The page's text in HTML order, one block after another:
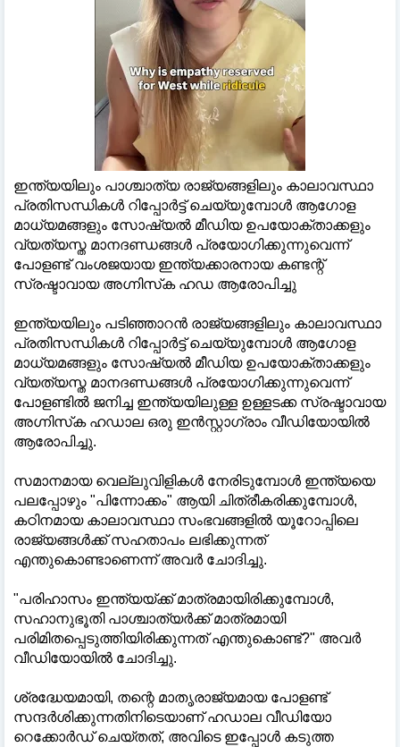
ഇന്ത്യയിലും പാശ്ചാത്യ രാജ്യങ്ങളിലും കാലാവസ്ഥാ
പ്രതിസന്ധികൾ റിപ്പോർട്ട് ചെയ്യുമ്പോൾ ആഗോള
മാധ്യമങ്ങളും സോഷ്യൽ മീഡിയ ഉപയോക്താക്കളും
വ്യത്യസ്ത മാനദണ്ഡങ്ങൾ പ്രയോഗിക്കുന്നുവെന്ന്
പോളണ്ട് വംശജയായ ഇന്ത്യക്കാരനായ കണ്ടന്റ്
സ്രഷ്ടാവായ അഗ്നിസ്‌ക ഹഡ ആരോപിച്ചു
ഇന്ത്യയിലും പടിഞ്ഞാറൻ രാജ്യങ്ങളിലും കാലാവസ്ഥാ
പ്രതിസന്ധികൾ റിപ്പോർട്ട് ചെയ്യുമ്പോൾ ആഗോള
മാധ്യമങ്ങളും സോഷ്യൽ മീഡിയ ഉപയോക്താക്കളും
വ്യത്യസ്ത മാനദണ്ഡങ്ങൾ പ്രയോഗിക്കുന്നുവെന്ന്
പോളണ്ടിൽ ജനിച്ച ഇന്ത്യയിലുള്ള ഉള്ളടക്ക സ്രഷ്ടാവായ
അഗ്നിസ്‌ക ഹഡാല ഒരു ഇൻസ്റ്റാഗ്രാം വീഡിയോയിൽ
ആരോപിച്ചു.
സമാനമായ വെല്ലുവിളികൾ നേരിടുമ്പോൾ ഇന്ത്യയെ
പലപ്പോഴും "പിന്നോക്കം" ആയി ചിത്രീകരിക്കുമ്പോൾ,
കഠിനമായ കാലാവസ്ഥാ സംഭവങ്ങളിൽ യൂറോപ്പിലെ
രാജ്യങ്ങൾക്ക് സഹതാപം ലഭിക്കുന്നത്
എന്തുകൊണ്ടാണെന്ന് അവർ ചോദിച്ചു.
"പരിഹാസം ഇന്ത്യയ്ക്ക് മാത്രമായിരിക്കുമ്പോൾ,
സഹാനുഭൂതി പാശ്ചാത്യർക്ക് മാത്രമായി
പരിമിതപ്പെടുത്തിയിരിക്കുന്നത് എന്തുകൊണ്ട്?" അവർ
വീഡിയോയിൽ ചോദിച്ചു.
ശ്രദ്ധേയമായി, തന്റെ മാതൃരാജ്യമായ പോളണ്ട്
സന്ദർശിക്കുന്നതിനിടെയാണ് ഹഡാല വീഡിയോ
റെക്കോർഡ് ചെയ്തത്, അവിടെ ഇപ്പോൾ കടുത്ത